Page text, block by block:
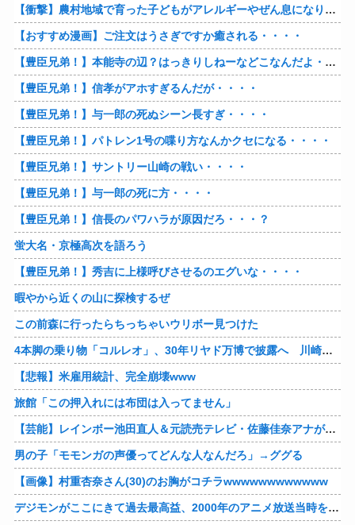
【衝撃】農村地域で育った子どもがアレルギーやぜん息になりにくい『農場効果』を引き起こす細菌が判明
【おすすめ漫画】ご注文はうさぎですか癒される・・・・
【豊臣兄弟！】本能寺の辺？はっきりしねーなどこなんだよ・・・・
【豊臣兄弟！】信孝がアホすぎるんだが・・・・
【豊臣兄弟！】与一郎の死ぬシーン長すぎ・・・・
【豊臣兄弟！】パトレン1号の喋り方なんかクセになる・・・・
【豊臣兄弟！】サントリー山崎の戦い・・・・
【豊臣兄弟！】与一郎の死に方・・・・
【豊臣兄弟！】信長のパワハラが原因だろ・・・？
蛍大名・京極高次を語ろう
【豊臣兄弟！】秀吉に上様呼びさせるのエグいな・・・・
暇やから近くの山に探検するぜ
この前森に行ったらちっちゃいウリボー見つけた
4本脚の乗り物「コルレオ」、30年リヤド万博で披露へ 川崎重工が35年発売目指す
【悲報】米雇用統計、完全崩壊www
旅館「この押入れには布団は入ってません」
【芸能】レインボー池田直人＆元読売テレビ・佐藤佳奈アナが結婚
男の子「モモンガの声優ってどんな人なんだろ」→ググる
【画像】村重杏奈さん(30)のお胸がコチラwwwwwwwwwwww
デジモンがここにきて過去最高益、2000年のアニメ放送当時を上回る